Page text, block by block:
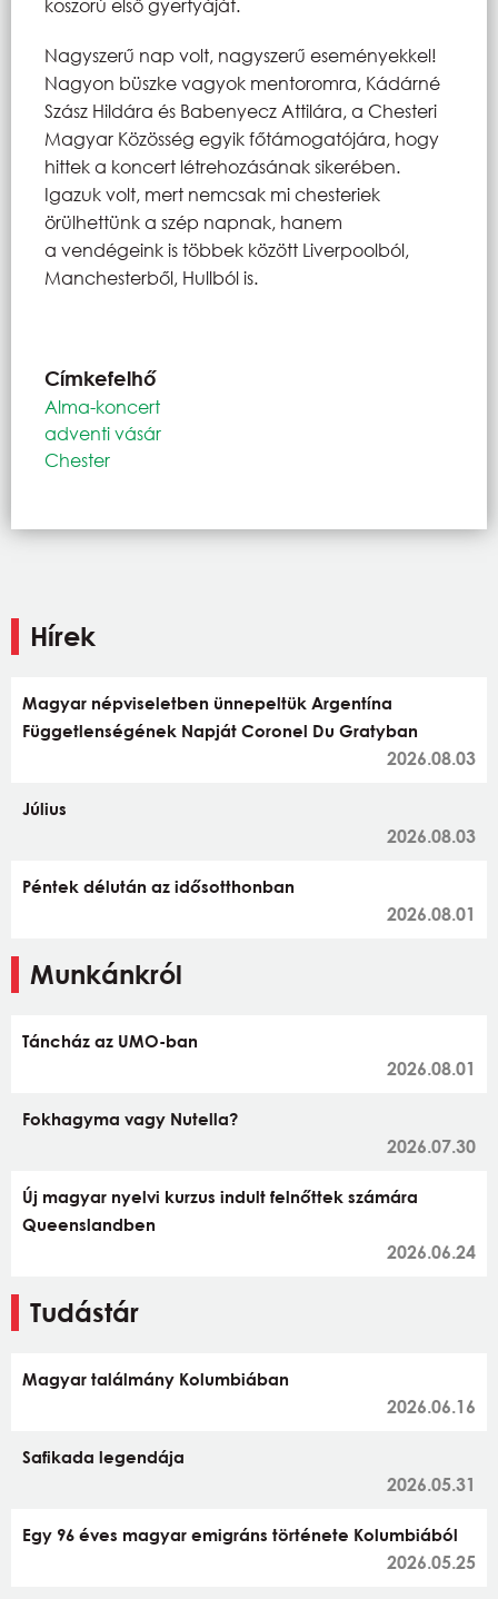
koszorú első gyertyáját.
Nagyszerű nap volt, nagyszerű eseményekkel!
Nagyon büszke vagyok mentoromra, Kádárné
Szász Hildára és Babenyecz Attilára, a Chesteri
Magyar Közösség egyik főtámogatójára, hogy
hittek a koncert létrehozásának sikerében.
Igazuk volt, mert nemcsak mi chesteriek
örülhettünk a szép napnak, hanem
a vendégeink is többek között Liverpoolból,
Manchesterből, Hullból is.
Címkefelhő
Alma-koncert
adventi vásár
Chester
Hírek
Magyar népviseletben ünnepeltük Argentína
Függetlenségének Napját Coronel Du Gratyban
2026.08.03
Július
2026.08.03
Péntek délután az idősotthonban
2026.08.01
Munkánkról
Táncház az UMO-ban
2026.08.01
Fokhagyma vagy Nutella?
2026.07.30
Új magyar nyelvi kurzus indult felnőttek számára
Queenslandben
2026.06.24
Tudástár
Magyar találmány Kolumbiában
2026.06.16
Safikada legendája
2026.05.31
Egy 96 éves magyar emigráns története Kolumbiából
2026.05.25